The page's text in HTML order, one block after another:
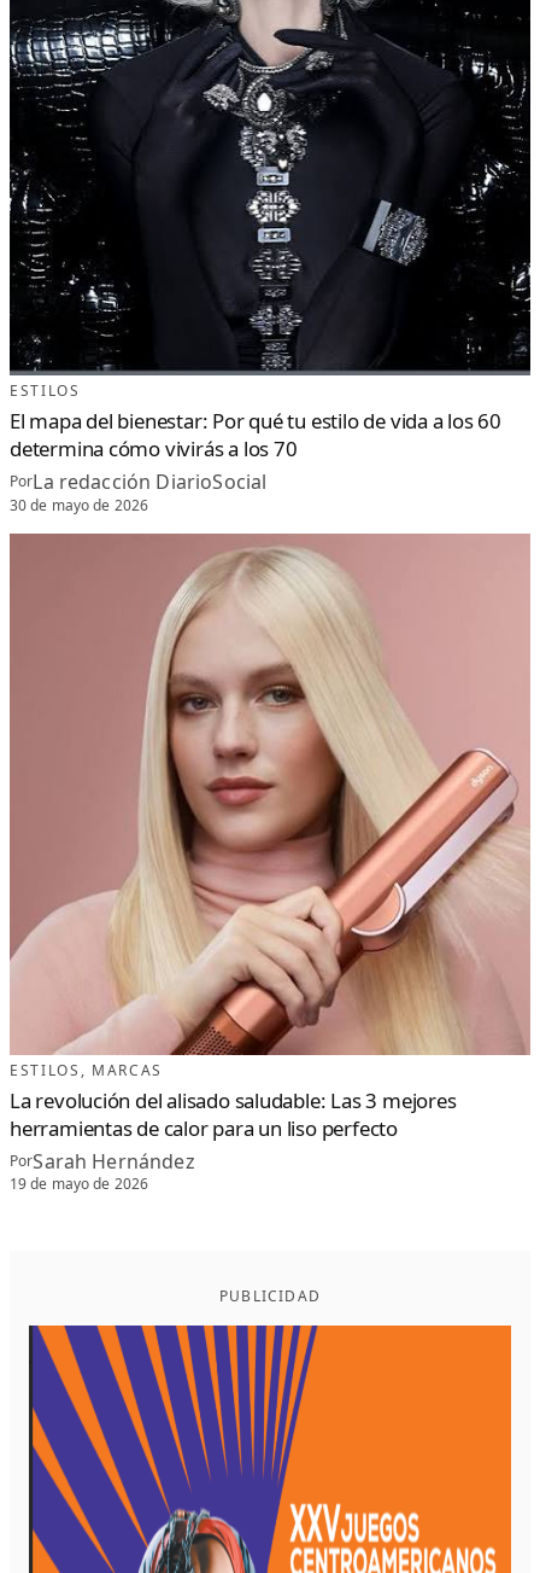
ESTILOS
El mapa del bienestar: Por qué tu estilo de vida a los 60
determina cómo vivirás a los 70
PorLa redacción DiarioSocial
30 de mayo de 2026
ESTILOS , MARCAS
La revolución del alisado saludable: Las 3 mejores
herramientas de calor para un liso perfecto
PorSarah Hernández
19 de mayo de 2026
PUBLICIDAD